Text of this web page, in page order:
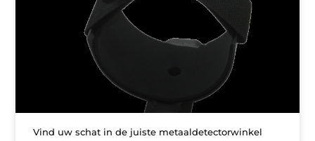
Vind uw schat in de juiste metaaldetectorwinkel